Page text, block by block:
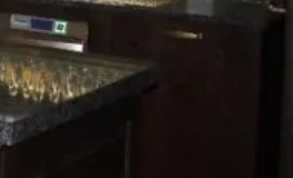
Alte Brauerei Mertingen
Hilaria-Lechner-Straße 21,
Tel.: Tel.: 09078-912320